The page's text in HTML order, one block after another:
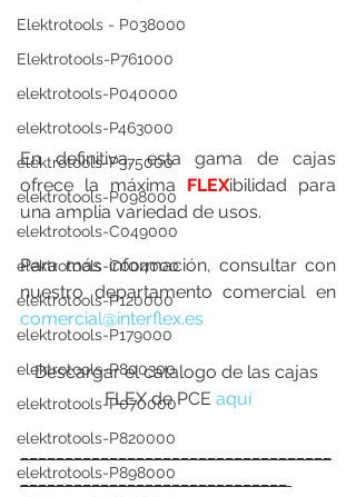
Elektrotools - P038000
Elektrotools-P761000
elektrotools-P040000
elektrotools-P463000
elektrotools-P375000
elektrotools-P098000
elektrotools-C049000
elektrotools-C004000
elektrotools-P120000
elektrotools-P179000
elektrotools-P800300
elektrotools-P070000
elektrotools-P820000
elektrotools-P898000
En definitiva, esta gama de cajas
ofrece la máxima FLEXibilidad para
una amplia variedad de usos.
Para más información, consultar con
comercial@interflex.es
Descargar el catalogo de las cajas
FLEX de PCE aquí
______________________________